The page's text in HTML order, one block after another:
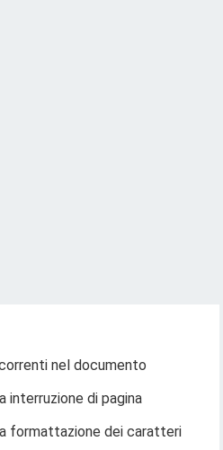
nel documento
interruzione di pagina
formattazione dei caratteri